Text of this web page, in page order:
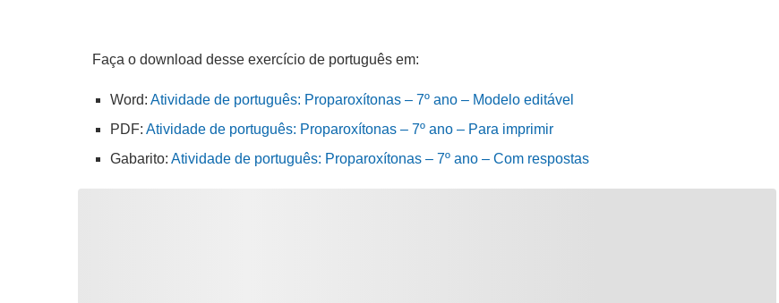
Faça o download desse exercício de português em:
Word: Atividade de português: Proparoxítonas – 7º ano – Modelo editável
PDF: Atividade de português: Proparoxítonas – 7º ano – Para imprimir
Gabarito: Atividade de português: Proparoxítonas – 7º ano – Com respostas